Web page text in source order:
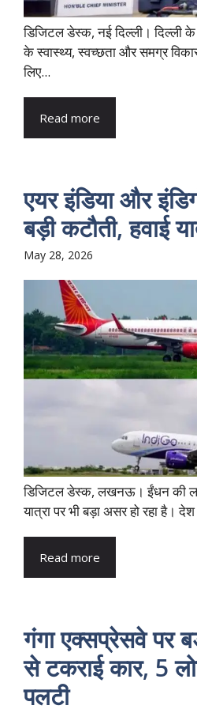
डिजिटल डेस्क, नई दिल्ली। दिल्ली
के स्वास्थ्य, स्वच्छता और समग्र
लिए...
Read more
एयर इंडिया और
बड़ी कटौती, हवाई
May 28, 2026
डिजिटल डेस्क, लखनऊ। ईंधन की
यात्रा पर भी बड़ा असर हो रहा है।
Read more
गंगा एक्सप्रेसवे पर
से टकराई कार, 5
पलटी